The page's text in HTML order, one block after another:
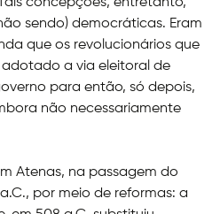
concepções, entretanto,
sendo) democráticas. Eram
que os revolucionários que
a via eleitoral de
para então, só depois,
não necessariamente
Atenas, na passagem do
por meio de reformas: a